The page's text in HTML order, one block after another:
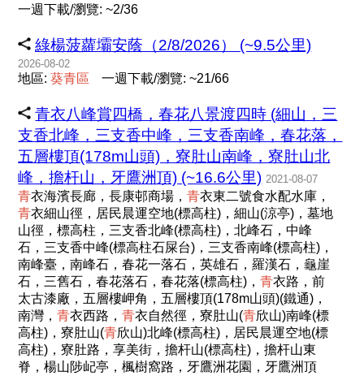
一週下載/瀏覽: ~2/36
綠楊菠蘿壩安蔭（2/8/2026） (~9.5公里)
2026-08-02
地區:葵青區 一週下載/瀏覽: ~21/66
青衣八峰賞四橋，春花八景渡四時 (細山，三
支香北峰，三支香中峰，三支香南峰，春花落，
五層樓頂(178m山頭)，寮肚山南峰，寮肚山北
峰，擔杆山，牙鷹洲頂) (~16.6公里) 2021-08-07
青衣海濱長廊，長康邨商場，青衣東二號食水配水庫，
青衣細山徑，居民晨運空地(標高柱)，細山(涼亭)，墓地
山徑，標高柱，三支香北峰(標高柱)，北峰石，中峰
石，三支香中峰(標高柱石屎台)，三支香南峰(標高柱)，
南峰臺，南峰石，春花一落石，英雄石，羅漢石，龜崖
石，三舊石，春花落石，春花落(標高柱)，青衣路，前
太古漆廠，五層樓岬角，五層樓頂(178m山頭)(鐵通)，
南灣，青衣西路，青衣自然徑，寮肚山(青欣山)南峰(標
高柱)，寮肚山(青欣山)北峰(標高柱)，居民晨運空地(標
高柱)，寮肚路，享美街，擔杆山(標高柱)，擔杆山東
脊，楊山陟屺亭，楓樹窩路，牙鷹洲花園，牙鷹洲頂